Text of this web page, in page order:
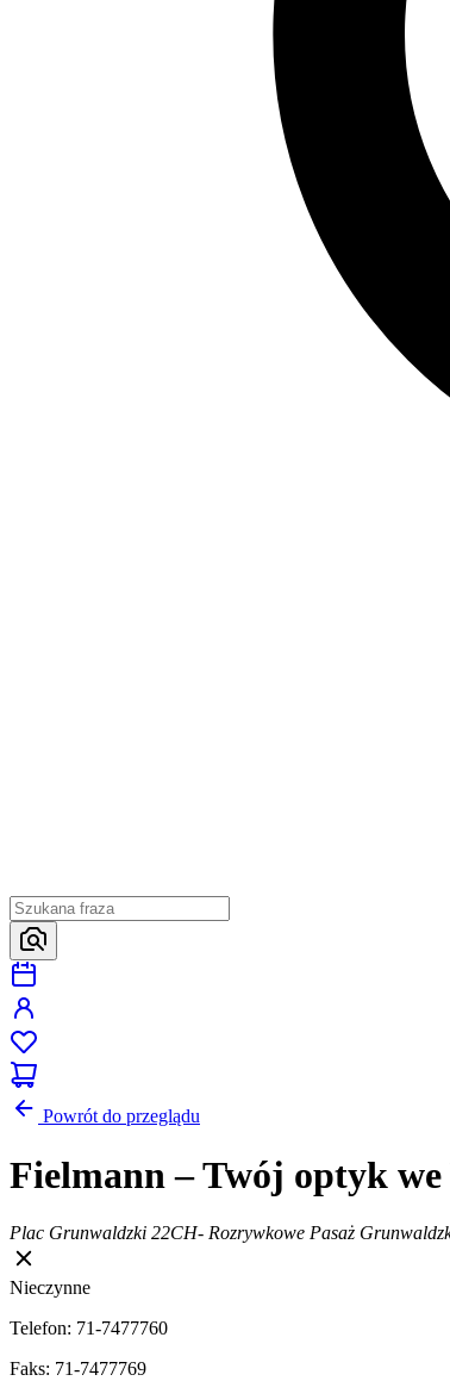
Powrót do przeglądu
Fielmann – Twój optyk
Plac Grunwaldzki 22CH- Rozrywkowe Pasaż
Nieczynne
Telefon: 71-7477760
Faks: 71-7477769